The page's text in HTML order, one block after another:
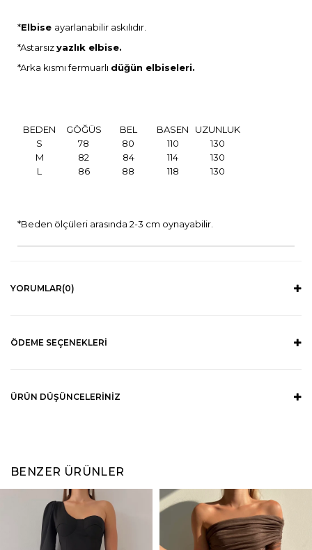
*Elbise ayarlanabilir askılıdır.
*Astarsızyazlık elbise.
*Arka kısmı fermuarlı düğün elbiseleri.
BEDEN GÖĞÜS BEL BASEN
UZUNLUK
S
78 80 110
130
M
82 84 114
130
L
86 88 118 130
*Beden ölçüleri arasında 2-3 cm oynayabilir.
YORUMLAR(0)
ÖDEME SEÇENEKLERI
ÜRÜN DÜŞÜNCELERINIZ
BENZER ÜRÜNLER